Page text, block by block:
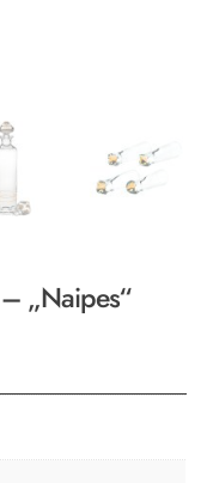
„Naipes“